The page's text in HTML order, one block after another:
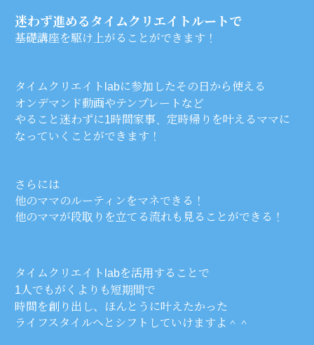
迷わず進めるタイムクリエイトルートで
基礎講座を駆け上がることができます！
タイムクリエイトlabに参加したその日から使える
オンデマンド動画やテンプレートなど
やること迷わずに1時間家事、定時帰りを叶えるママに
なっていくことができます！
さらには
他のママのルーティンをマネできる！
他のママが段取りを立てる流れも見ることができる！
タイムクリエイトlabを活用することで
1人でもがくよりも短期間で
時間を創り出し、ほんとうに叶えたかった
ライフスタイルへと シフトしていけますよ＾＾